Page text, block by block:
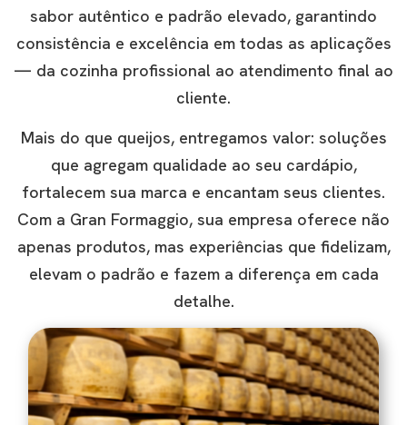
sabor autêntico e padrão elevado, garantindo
consistência e excelência em todas as aplicações
— da cozinha profissional ao atendimento final ao
cliente.
Mais do que queijos, entregamos valor: soluções
que agregam qualidade ao seu cardápio,
fortalecem sua marca e encantam seus clientes.
Com a Gran Formaggio, sua empresa oferece não
apenas produtos, mas experiências que fidelizam,
elevam o padrão e fazem a diferença em cada
detalhe.